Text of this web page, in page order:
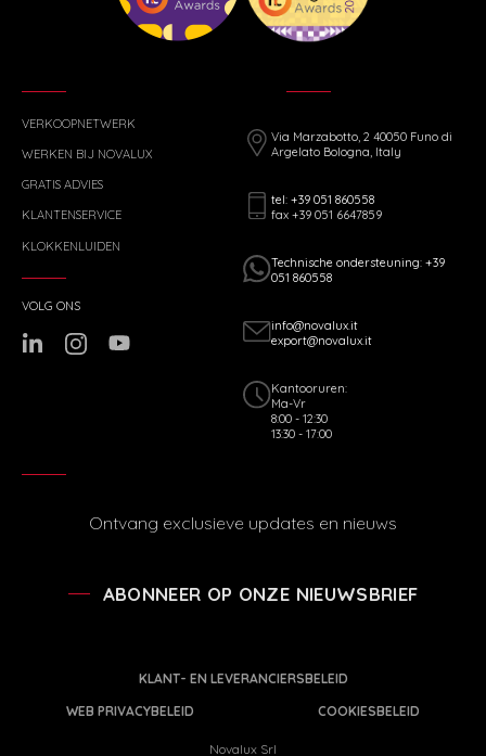
VERKOOPNETWERK
WERKEN BIJ NOVALUX
GRATIS ADVIES
KLANTENSERVICE
KLOKKENLUIDEN
Via Marzabotto, 2 40050 Funo di
Argelato Bologna, Italy
tel: +39 051 860558
fax +39 051 6647859
Technische ondersteuning: +39
051 860558
info@novalux.it
export@novalux.it
Kantooruren:
Ma-Vr
8:00 - 12:30
13:30 - 17:00
VOLG ONS
Ontvang exclusieve updates en nieuws
ABONNEER OP ONZE NIEUWSBRIEF
KLANT- EN LEVERANCIERSBELEID
WEB PRIVACYBELEID
COOKIESBELEID
Novalux Srl